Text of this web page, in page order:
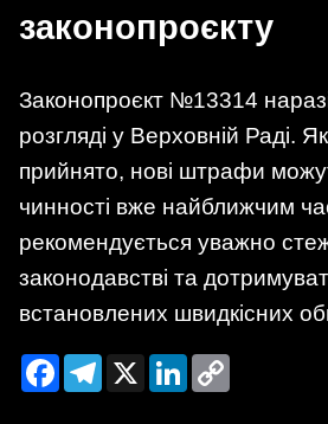
законопроєкту
Законопроєкт №13314
розгляді у Верховній Раді.
прийнято, нові штрафи
чинності вже найближчим
рекомендується уважно
законодавстві та
встановлених швидкісних
FacebookTelegram
X LinkedIn